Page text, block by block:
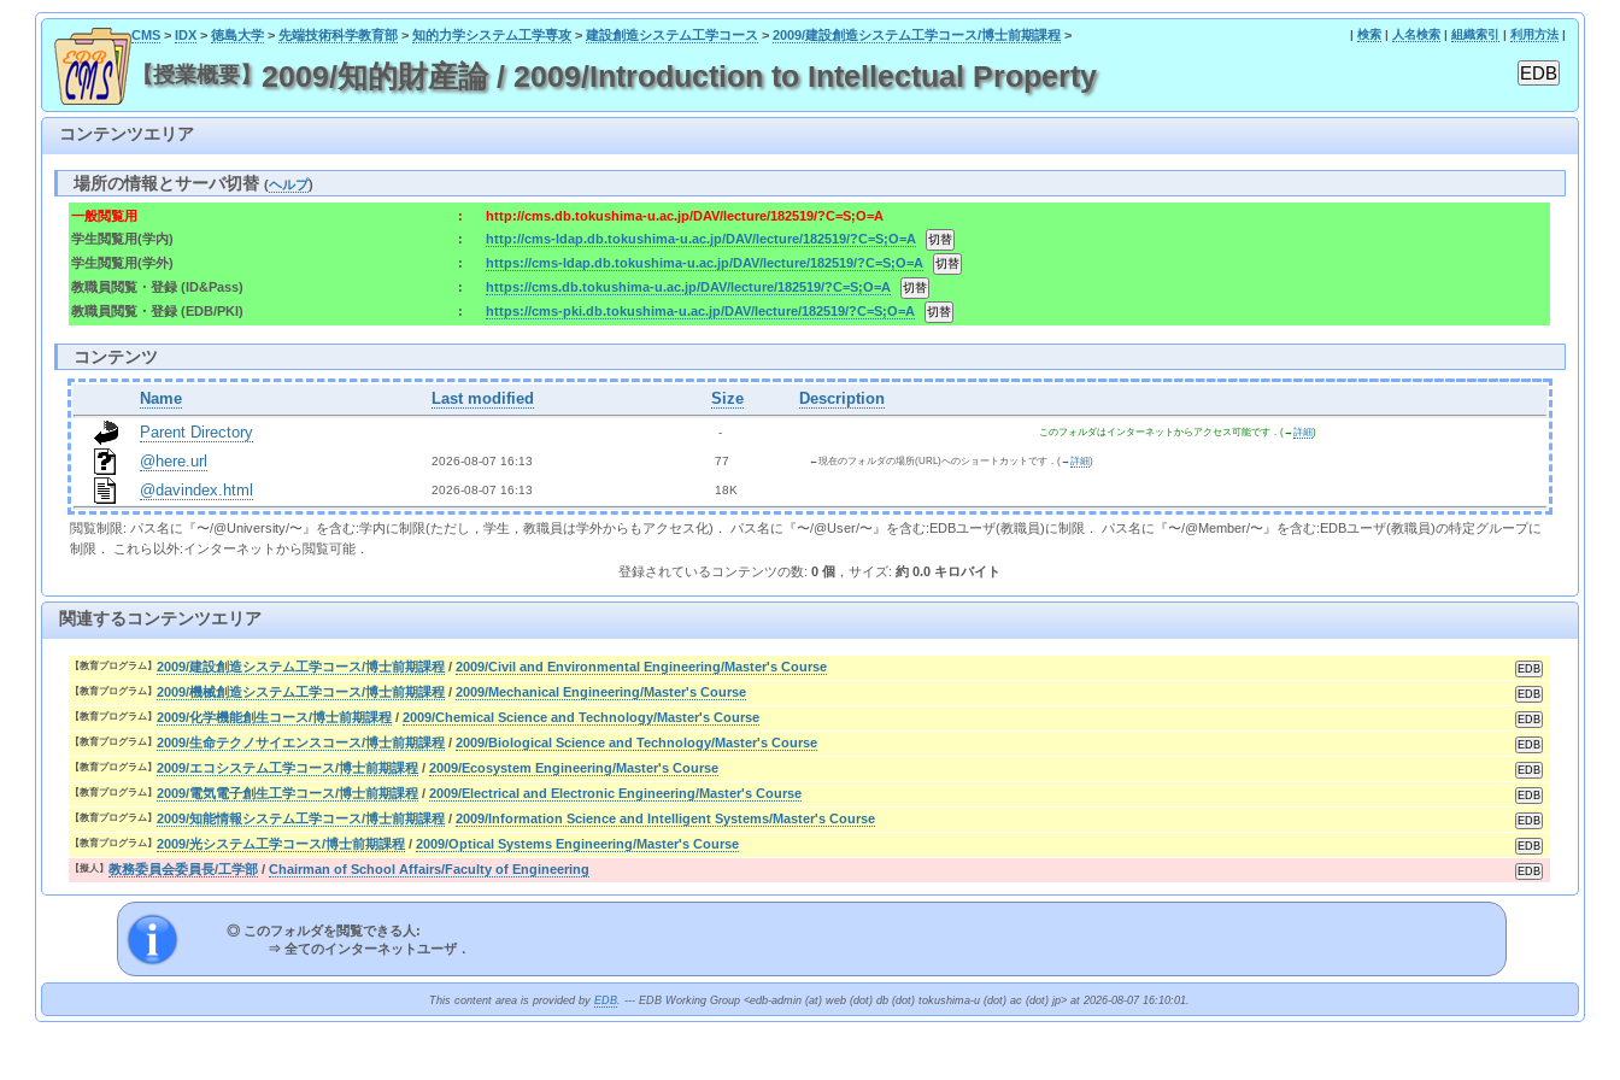
CMS> IDX> 徳島大学> 先端技術科学教育部> 知的力学システム工学専攻> 建設創造システム工学コース > 2009/建設創造システム工学コース/博士前期課程> | 検索| 人名検索| 組織索引 | 利用方法|
【授業概要】 2009/知的財産論 / 2009/Introduction to Intellectual Property
コンテンツエリア
場所の情報とサーバ切替(ヘルプ)
一般閲覧用 :
http://cms.db.tokushima-u.ac.jp/DAV/lecture/182519/?C=S;O=A
学生閲覧用(学内)
:
http://cms-ldap.db.tokushima-u.ac.jp/DAV/lecture/182519/?C=S;O=A
学生閲覧用(学外)
:
https://cms-ldap.db.tokushima-u.ac.jp/DAV/lecture/182519/?C=S;O=A
教職員閲覧・登録 (ID&Pass)
:
https://cms.db.tokushima-u.ac.jp/DAV/lecture/182519/?C=S;O=A
教職員閲覧・登録 (EDB/PKI)
: https://cms-pki.db.tokushima-u.ac.jp/DAV/lecture/182519/?C=S;O=A
コンテンツ
Name Last modified Size
Description
Parent Directory
  -
このフォルダはインターネットからアクセス可能です．(→詳細)
@here.url 2026-08-07 16:13 77 ←現在のフォルダの場所(URL)へのショートカットです．(→詳細)
@davindex.html 2026-08-07 16:13 18K
閲覧制限: パス名に『〜/@University/〜』を含む:学内に制限(ただし，学生，教職員は学外からもアクセス化)． パス名に『〜/@User/〜』を含む:EDBユーザ(教職員)に制限． パス名に『〜/@Member/〜』を含む:EDBユーザ(教職員)の特定グループに
制限． これら以外:インターネットから閲覧可能．
登録されているコンテンツの数:0 個 ，サイズ:約 0.0 キロバイト
関連するコンテンツエリア
【教育プログラム】2009/建設創造システム工学コース/博士前期課程 /2009/Civil and Environmental Engineering/Master's Course
【教育プログラム】2009/機械創造システム工学コース/博士前期課程 /2009/Mechanical Engineering/Master's Course
【教育プログラム】2009/化学機能創生コース/博士前期課程 /2009/Chemical Science and Technology/Master's Course
【教育プログラム】2009/生命テクノサイエンスコース/博士前期課程 /2009/Biological Science and Technology/Master's Course
【教育プログラム】2009/エコシステム工学コース/博士前期課程 /2009/Ecosystem Engineering/Master's Course
【教育プログラム】2009/電気電子創生工学コース/博士前期課程 /2009/Electrical and Electronic Engineering/Master's Course
【教育プログラム】2009/知能情報システム工学コース/博士前期課程 /2009/Information Science and Intelligent Systems/Master's Course
【教育プログラム】2009/光システム工学コース/博士前期課程 /2009/Optical Systems Engineering/Master's Course
【擬人】教務委員会委員長/工学部 /Chairman of School Affairs/Faculty of Engineering
◎ このフォルダを閲覧できる人:
⇒全てのインターネットユーザ．
This content area is provided byEDB. --- EDB Working Group <edb-admin (at) web (dot) db (dot) tokushima-u (dot) ac (dot) jp> at 2026-08-07 16:10:01.